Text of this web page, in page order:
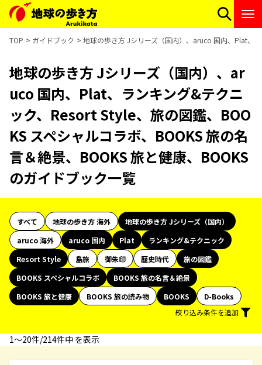
TOP ガイドブック 地球の歩き方 Jシリーズ（国内）、aruco 国内、Plat、
地球の歩き方 Jシリーズ（国内）、ar
uco 国内、Plat、ランキング&テクニ
ック、Resort Style、旅の図鑑、BOO
KS スペシャルコラボ、BOOKS 旅の名
言＆絶景、BOOKS 旅と健康、BOOKS
のガイドブック一覧
すべて 地球の歩き方 海外
地球の歩き方 Jシリーズ（国内）
aruco 海外
aruco 国内 Plat
ランキング&テクニック
Resort Style
島旅 御朱印 歴史時代
旅の図鑑
BOOKS スペシャルコラボ
BOOKS 旅の名言＆絶景
BOOKS 旅と健康
BOOKS 旅の読み物 BOOKS
D-Books
絞り込み条件を追加
1〜20件/214件中 を表示